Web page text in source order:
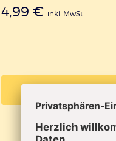
4,99 € inkl. MwSt